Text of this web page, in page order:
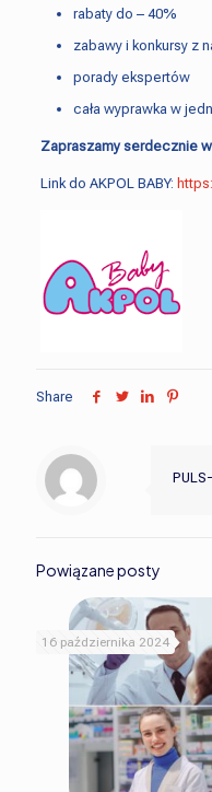
rabaty do – 40%
zabawy i konkursy z
porady ekspertów
cała wyprawka w
Zapraszamy serdecznie
Link do AKPOL BABY:
Share
Powiązane posty
16 października 2024